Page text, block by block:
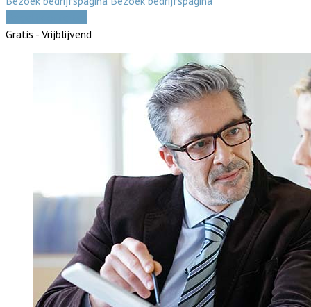
Gratis - Vrijblijvend